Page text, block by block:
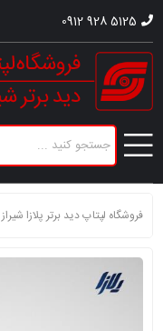
0912 928 5125
فروشگاه لپتاپ دید برتر پلازا شیراز